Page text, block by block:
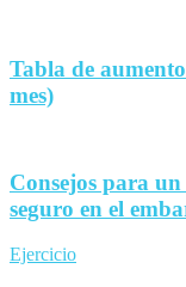
Tabla de
mes)
Consejos para
seguro en el
Ejercicio